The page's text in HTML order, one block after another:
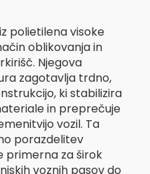
polietilena visoke
oblikovanja in
Njegova
zagotavlja trdno,
ki stabilizira
in preprečuje
vozil. Ta
porazdelitev
primerna za širok
voznih pasov do